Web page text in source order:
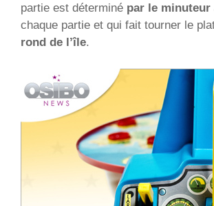
partie est déterminé par le minuteur
chaque partie et qui fait tourner le
rond de l’île.